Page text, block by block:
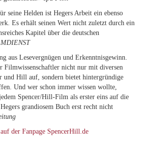
seine Helden ist Hegers Arbeit ein ebenso
Es erhält seinen Wert nicht zuletzt durch ein
Kapitel über die deutschen
aus Lesevergnügen und Erkenntnisgewinn.
Filmwissenschaftler nicht nur mit diversen
und Hill auf, sondern bietet hintergründige
Und wer schon immer wissen wollte,
Spencer/Hill-Film als erster eins auf die
grandiosem Buch erst recht nicht
der Fanpage SpencerHill.de